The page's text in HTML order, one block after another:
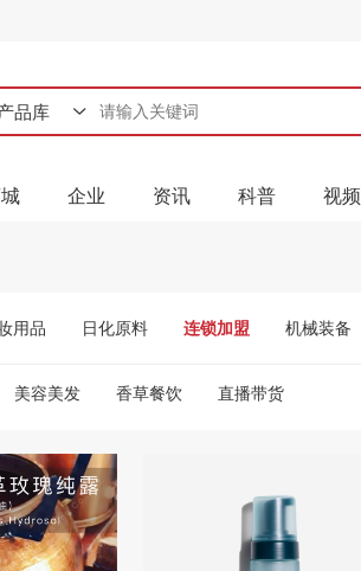
品库
企业库
视频库
企业 资讯 科普 视频
用品 日化原料 连锁加盟
美容美发 香草餐饮 直播带货
机械装备